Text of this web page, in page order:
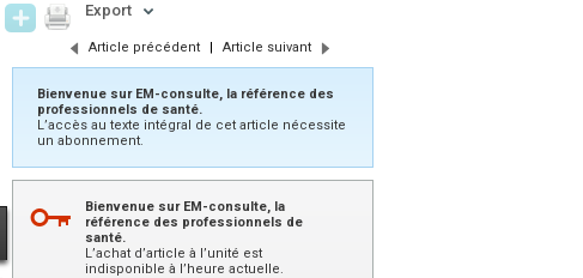
Export
Article précédent | Article suivant
Bienvenue sur EM-consulte, la référence des
professionnels de santé.
L’accès au texte intégral de cet article nécessite
un abonnement.
Bienvenue sur EM-consulte, la
référence des professionnels de
santé.
L’achat d’article à l’unité est
indisponible à l’heure actuelle.